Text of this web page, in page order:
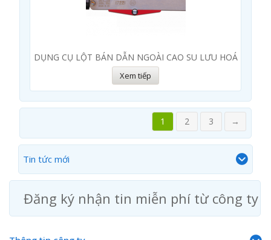
DỤNG CỤ LỘT BÁN DẪN NGOÀI CAO SU LƯU HOÁ
Xem tiếp
1 2 3 →
Tin tức mới
Đăng ký nhận tin miễn phí từ công ty